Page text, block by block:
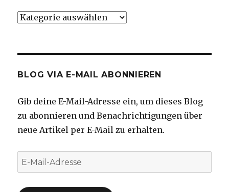
Kategorien
BLOG VIA E-MAIL ABONNIEREN
Gib deine E-Mail-Adresse ein, um dieses Blog
zu abonnieren und Benachrichtigungen über
neue Artikel per E-Mail zu erhalten.
E-
Mail-
Adresse